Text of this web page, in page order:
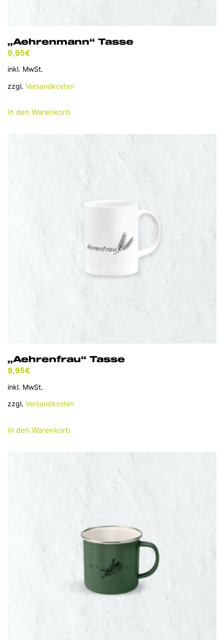
„Aehrenmann“ Tasse
9,95€
inkl. MwSt.
zzgl. Versandkosten
In den Warenkorb
„Aehrenfrau“ Tasse
9,95€
inkl. MwSt.
zzgl. Versandkosten
In den Warenkorb